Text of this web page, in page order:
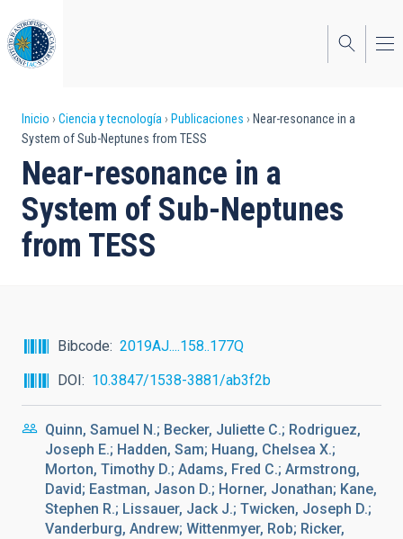
al
contenido
principal
Sobrescribir
enlaces
de
ayuda
a
Inicio Ciencia y tecnología Publicaciones
Near-resonance in a
System of Sub-Neptunes from TESS
Near-resonance in a
System of Sub-Neptunes
from TESS
Bibcode
2019AJ....158..177Q
DOI
10.3847/1538-3881/ab3f2b
Quinn, Samuel N.; Becker, Juliette C.; Rodriguez,
Joseph E.; Hadden, Sam; Huang, Chelsea X.;
Morton, Timothy D.; Adams, Fred C.; Armstrong,
David; Eastman, Jason D.; Horner, Jonathan; Kane,
Stephen R.; Lissauer, Jack J.; Twicken, Joseph D.;
Vanderburg, Andrew; Wittenmyer, Rob; Ricker,